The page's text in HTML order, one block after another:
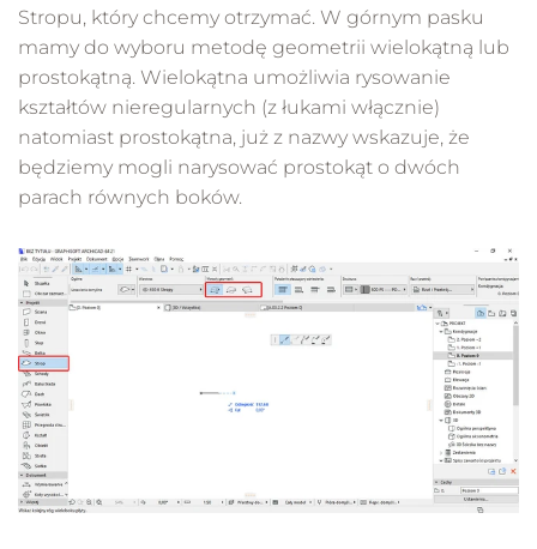
Stropu, który chcemy otrzymać. W górnym pasku
mamy do wyboru metodę geometrii wielokątną lub
prostokątną. Wielokątna umożliwia rysowanie
kształtów nieregularnych (z łukami włącznie)
natomiast prostokątna, już z nazwy wskazuje, że
będziemy mogli narysować prostokąt o dwóch
parach równych boków.